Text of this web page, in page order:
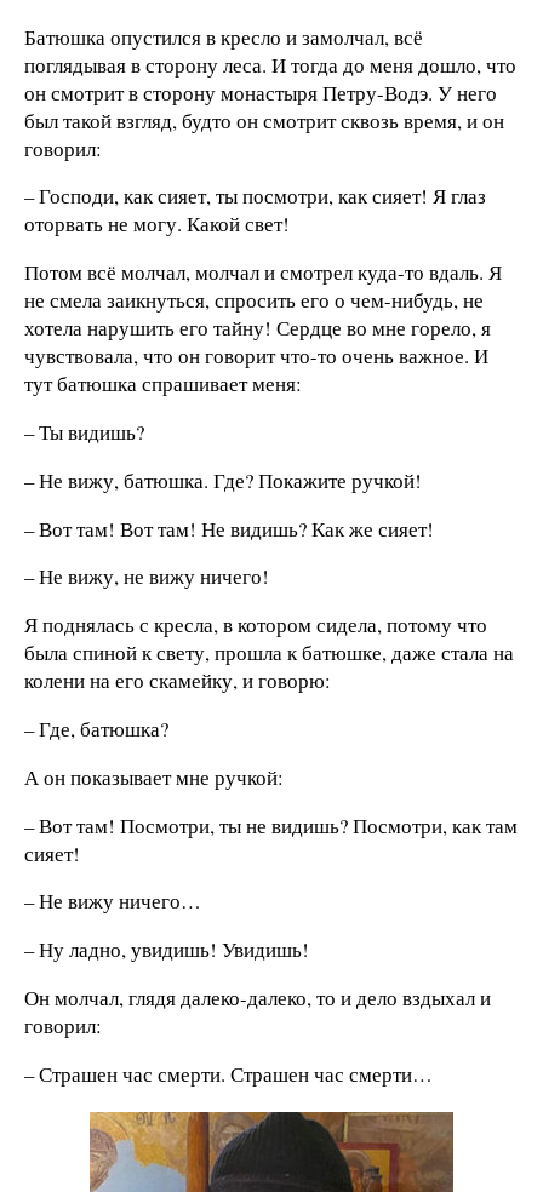
Батюшка опустился в кресло и замолчал, всё
поглядывая в сторону леса. И тогда до меня дошло, что
он смотрит в сторону монастыря Петру-Водэ. У него
был такой взгляд, будто он смотрит сквозь время, и он
говорил:
– Господи, как сияет, ты посмотри, как сияет! Я глаз
оторвать не могу. Какой свет!
Потом всё молчал, молчал и смотрел куда-то вдаль. Я
не смела заикнуться, спросить его о чем-нибудь, не
хотела нарушить его тайну! Сердце во мне горело, я
чувствовала, что он говорит что-то очень важное. И
тут батюшка спрашивает меня:
– Ты видишь?
– Не вижу, батюшка. Где? Покажите ручкой!
– Вот там! Вот там! Не видишь? Как же сияет!
– Не вижу, не вижу ничего!
Я поднялась с кресла, в котором сидела, потому что
была спиной к свету, прошла к батюшке, даже стала на
колени на его скамейку, и говорю:
– Где, батюшка?
А он показывает мне ручкой:
– Вот там! Посмотри, ты не видишь? Посмотри, как там
сияет!
– Не вижу ничего…
– Ну ладно, увидишь! Увидишь!
Он молчал, глядя далеко-далеко, то и дело вздыхал и
говорил:
– Страшен час смерти. Страшен час смерти…